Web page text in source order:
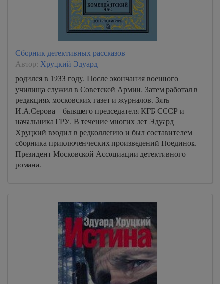
Сборник детективных рассказов
Автор: Хруцкий Эдуард
родился в 1933 году. После окончания военного
училища служил в Советской Армии. Затем работал в
редакциях московских газет и журналов. Зять
И.А.Серова – бывшего председателя КГБ СССР и
начальника ГРУ. В течение многих лет Эдуард
Хруцкий входил в редколлегию и был составителем
сборника приключенческих произведений Поединок.
Президент Московской Ассоциации детективного
романа.